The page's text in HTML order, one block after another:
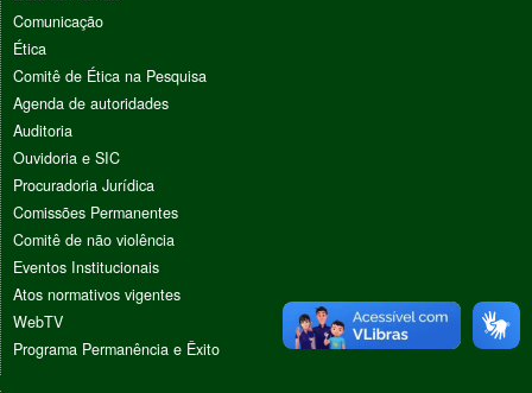
Comunicação
Ética
Comitê de Ética na Pesquisa
Agenda de autoridades
Auditoria
Ouvidoria e SIC
Procuradoria Jurídica
Comissões Permanentes
Comitê de não violência
Eventos Institucionais
Atos normativos vigentes
WebTV
Programa Permanência e Êxito